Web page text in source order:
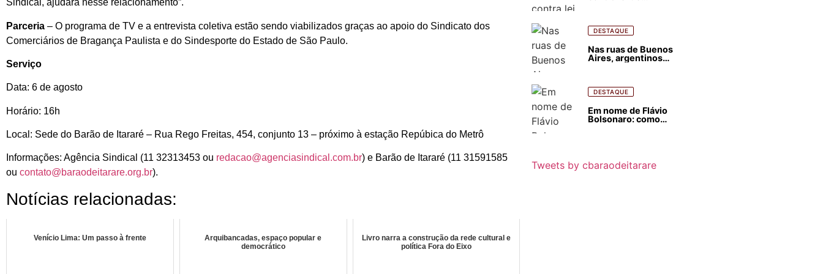
Sindical, ajudará nesse relacionamento”.
Parceria – O programa de TV e a entrevista coletiva estão sendo viabilizados graças ao apoio do Sindicato dos
Comerciários de Bragança Paulista e do Sindesporte do Estado de São Paulo.
Serviço
Data: 6 de agosto
Horário: 16h
Local: Sede do Barão de Itararé – Rua Rego Freitas, 454, conjunto 13 – próximo à estação Repúbica do Metrô
Informações: Agência Sindical (11 32313453 ou redacao@agenciasindical.com.br) e Barão de Itararé (11 31591585
ou contato@baraodeitarare.org.br).
Notícias relacionadas:
Venício Lima: Um passo à frente
Arquibancadas, espaço popular e
democrático
Livro narra a construção da rede cultural e
política Fora do Eixo
florestais
DESTAQUE
Nas ruas de Buenos
Aires, argentinos
DESTAQUE
Em nome de Flávio
Bolsonaro: como
Tweets by cbaraodeitarare